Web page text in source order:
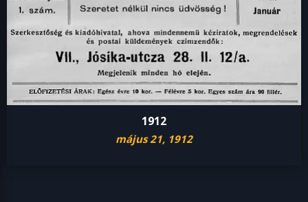
1912
május 21, 1912